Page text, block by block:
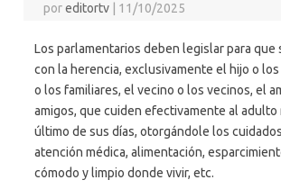
poreditortv 11/10/2025
Los parlamentarios deben legislar para que
con la herencia, exclusivamente el hijo o
o los familiares, el vecino o los vecinos, el
amigos, que cuiden efectivamente al adulto
último de sus días, otorgándole los
atención médica, alimentación,
cómodo y limpio donde vivir, etc.